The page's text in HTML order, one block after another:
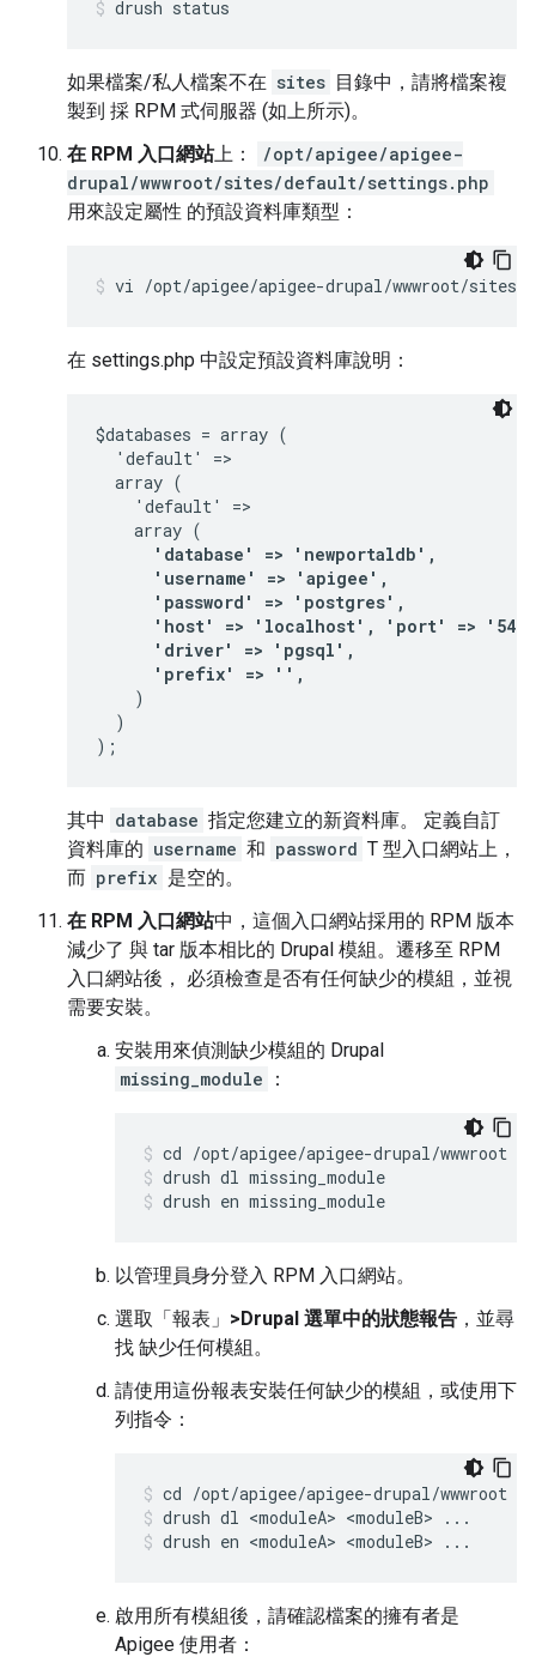
drush status
如果檔案/私人檔案不在 sites 目錄中，請將檔案複
製到 採 RPM 式伺服器 (如上所示)。
在 RPM 入口網站上：
/opt/apigee/apigee-
drupal/wwwroot/sites/default/settings.php
用來設定屬性 的預設資料庫類型：
vi /opt/apigee/apigee-drupal/wwwroot/
在 settings.php 中設定預設資料庫說明：
$databases = array (
  'default' =>
  array (
    'default' =>
      'database' => 'newportaldb',
      'username' => 'apigee',
      'password' => 'postgres',
'host' => 'localhost', 'port' =>
      'driver' => 'pgsql',
      'prefix' => '',
    )
  )
);
其中 database 指定您建立的新資料庫。 定義自訂
資料庫的 username 和 password T 型入口網站上，
而 prefix 是空的。
在 RPM 入口網站中，這個入口網站採用的 RPM 版本
減少了 與 tar 版本相比的 Drupal 模組。遷移至 RPM
入口網站後， 必須檢查是否有任何缺少的模組，並視
需要安裝。
安裝用來偵測缺少模組的 Drupal
missing_module
：
drush dl missing_module
drush en missing_module
以管理員身分登入 RPM 入口網站。
選取「報表」 >Drupal 選單中的狀態報告 ，並尋
找 缺少任何模組。
請使用這份報表安裝任何缺少的模組，或使用下
列指令：
drush dl <moduleA> <moduleB> ...
drush en <moduleA> <moduleB> ...
啟用所有模組後，請確認檔案的擁有者是
Apigee 使用者：